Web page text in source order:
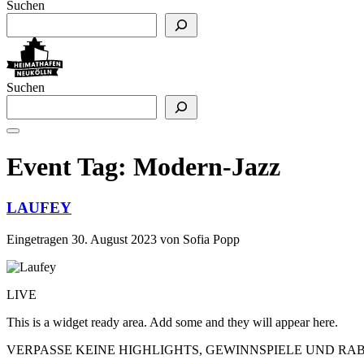
Suchen
Suchen
Event Tag: Modern-Jazz
LAUFEY
Eingetragen 30. August 2023 von Sofia Popp
LIVE
This is a widget ready area. Add some and they will appear here.
VERPASSE KEINE HIGHLIGHTS, GEWINNSPIELE UND